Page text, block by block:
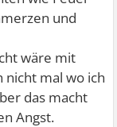
und
wäre mit
nicht mal wo ich
das macht
Angst.